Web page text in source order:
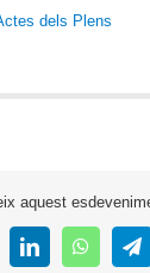
dels Plens
aquest
LinkedInWhatsApp